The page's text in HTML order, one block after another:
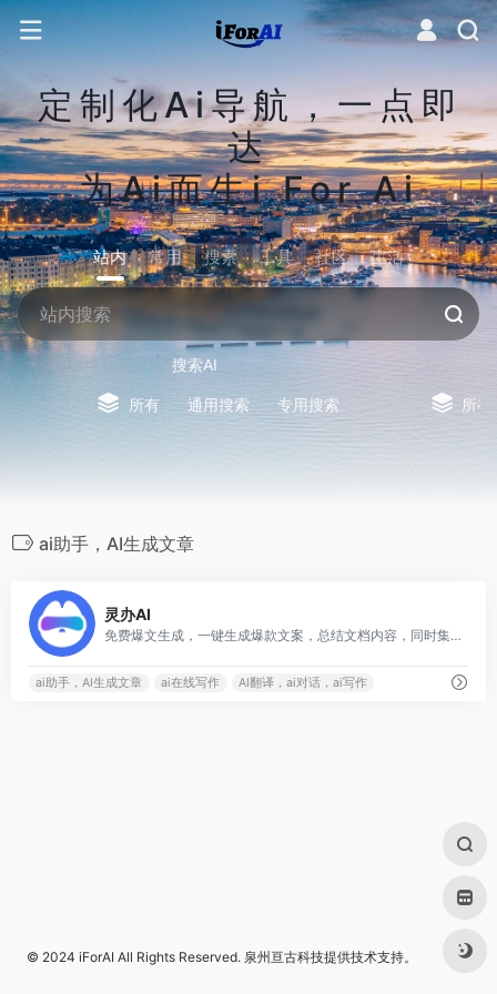
定制化Ai导航，一点即
达
为Ai而生i For Ai
站内 常用 搜索 工具 社区 生活
搜索AI
所有 通用搜索 专用搜索 所有
ai助手，AI生成文章
灵办AI
免费爆文生成，一键生成爆款文案，总结文档内容，同时集对话、翻译、写作、搜索于一身的神器
ai助手，AI生成文章 ai在线写作 AI翻译，ai对话，ai写作
© 2024 iForAI All Rights Reserved. 泉州亘古科技提供技术支持。